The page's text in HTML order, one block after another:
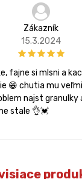
Zákazník
15.3.2024
fajne si mlsni a
😁 chutia mu
najst granulky
stale 👌💓